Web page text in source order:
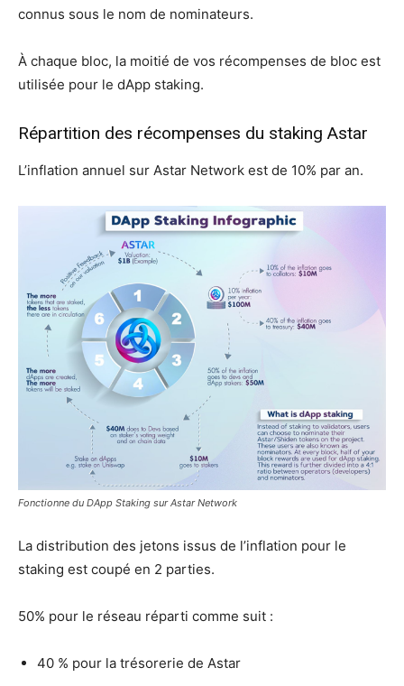
connus sous le nom de nominateurs.
À chaque bloc, la moitié de vos récompenses de bloc est
utilisée pour le dApp staking.
Répartition des récompenses du staking Astar
L’inflation annuel sur Astar Network est de 10% par an.
Fonctionne du DApp Staking sur Astar Network
La distribution des jetons issus de l’inflation pour le
staking est coupé en 2 parties.
50% pour le réseau réparti comme suit :
40 % pour la trésorerie de Astar